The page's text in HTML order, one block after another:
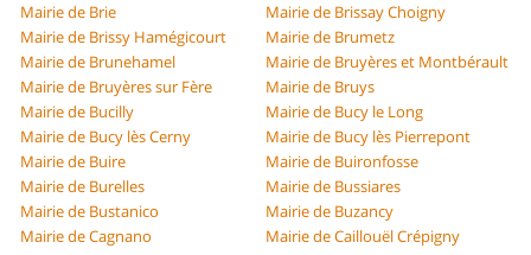
Mairie de Brie
Mairie de Brissay Choigny
Mairie de Brissy Hamégicourt
Mairie de Brumetz
Mairie de Brunehamel
Mairie de Bruyères et Montbérault
Mairie de Bruyères sur Fère
Mairie de Bruys
Mairie de Bucilly
Mairie de Bucy le Long
Mairie de Bucy lès Cerny
Mairie de Bucy lès Pierrepont
Mairie de Buire
Mairie de Buironfosse
Mairie de Burelles
Mairie de Bussiares
Mairie de Bustanico
Mairie de Buzancy
Mairie de Cagnano
Mairie de Caillouël Crépigny